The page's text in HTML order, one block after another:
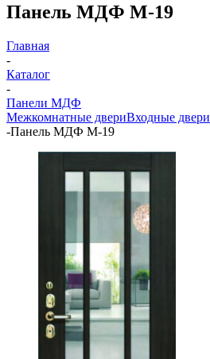
Панель МДФ М-19
Главная
-
Каталог
-
Панели МДФ
Межкомнатные двериВходные двери
-Панель МДФ М-19